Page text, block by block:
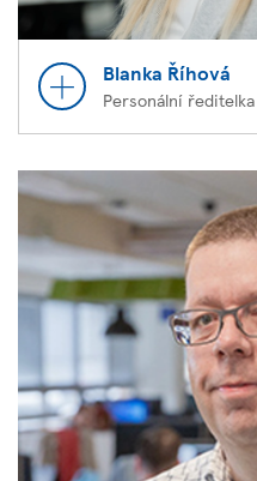
Blanka Říhová
Personální